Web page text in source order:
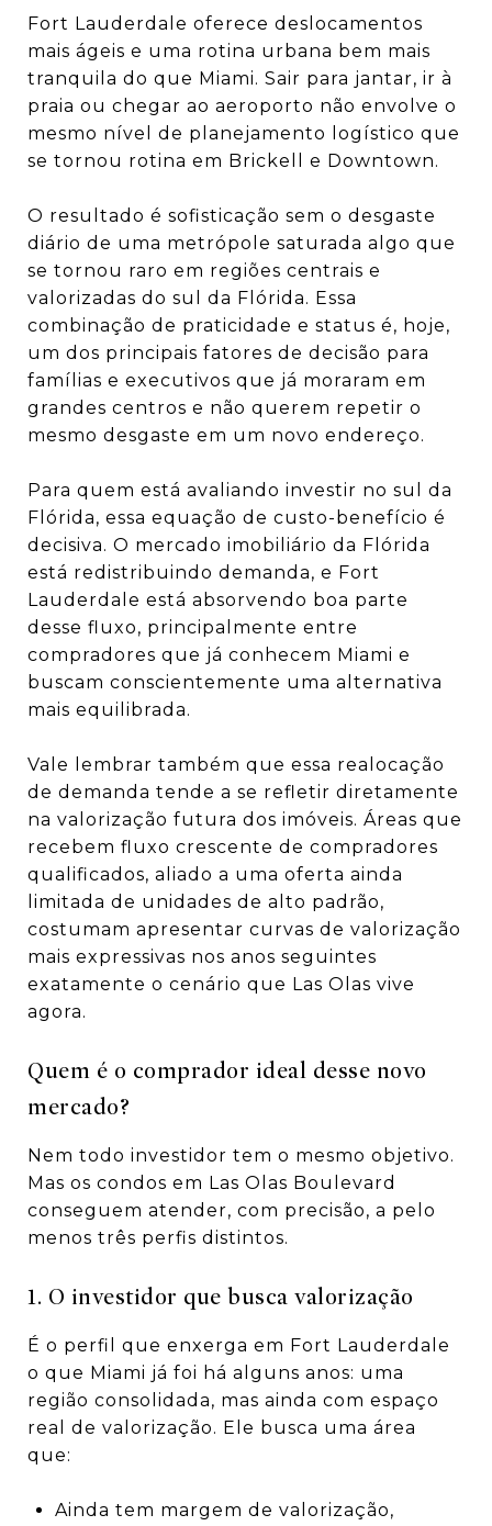
Fort Lauderdale oferece deslocamentos
mais ágeis e uma rotina urbana bem mais
tranquila do que Miami. Sair para jantar, ir à
praia ou chegar ao aeroporto não envolve o
mesmo nível de planejamento logístico que
se tornou rotina em Brickell e Downtown.
O resultado é sofisticação sem o desgaste
diário de uma metrópole saturada algo que
se tornou raro em regiões centrais e
valorizadas do sul da Flórida. Essa
combinação de praticidade e status é, hoje,
um dos principais fatores de decisão para
famílias e executivos que já moraram em
grandes centros e não querem repetir o
mesmo desgaste em um novo endereço.
Para quem está avaliando investir no sul da
Flórida, essa equação de custo-benefício é
decisiva. O mercado imobiliário da Flórida
está redistribuindo demanda, e Fort
Lauderdale está absorvendo boa parte
desse fluxo, principalmente entre
compradores que já conhecem Miami e
buscam conscientemente uma alternativa
mais equilibrada.
Vale lembrar também que essa realocação
de demanda tende a se refletir diretamente
na valorização futura dos imóveis. Áreas que
recebem fluxo crescente de compradores
qualificados, aliado a uma oferta ainda
limitada de unidades de alto padrão,
costumam apresentar curvas de valorização
mais expressivas nos anos seguintes
exatamente o cenário que Las Olas vive
agora.
Quem é o comprador ideal desse novo
mercado?
Nem todo investidor tem o mesmo objetivo.
Mas os condos em Las Olas Boulevard
conseguem atender, com precisão, a pelo
menos três perfis distintos.
1. O investidor que busca valorização
É o perfil que enxerga em Fort Lauderdale
o que Miami já foi há alguns anos: uma
região consolidada, mas ainda com espaço
real de valorização. Ele busca uma área
que:
Ainda tem margem de valorização,